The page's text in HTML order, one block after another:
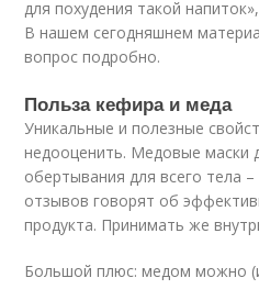
для похудения такой
В нашем сегодняшнем
вопрос подробно.
Польза кефира и меда
Уникальные и полезные
недооценить. Медовые маски
обертывания для всего тела
отзывов говорят об
продукта. Принимать же
Большой плюс: медом можно